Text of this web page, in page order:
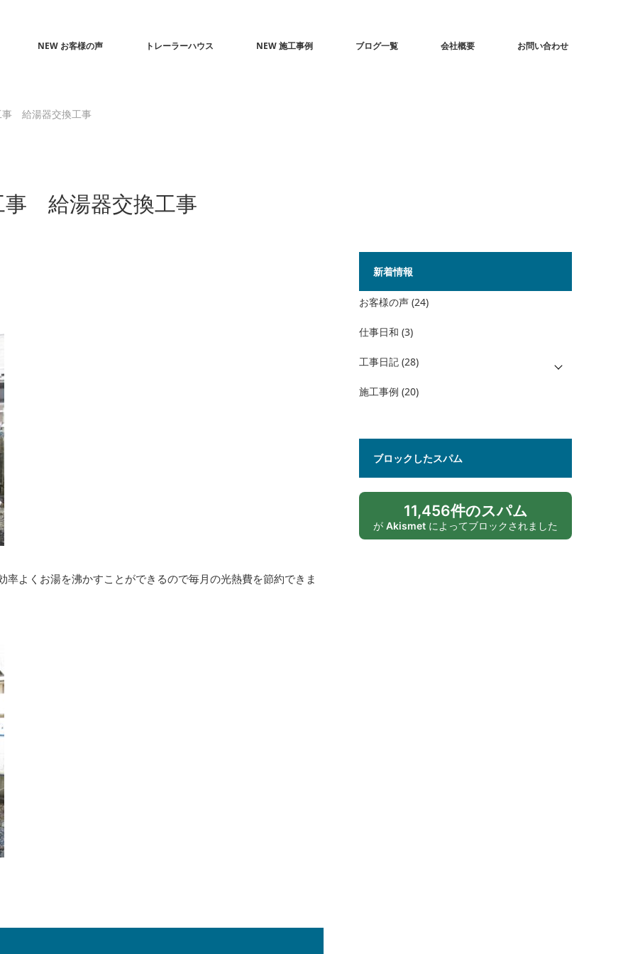
NEW お客様の声 トレーラーハウス NEW 施工事例 ブログ一覧 会社概要 お問い合わせ
給湯器交換工事
給湯器交換工事
よくお湯を沸かすことができるので毎月の光熱費を節約できま
新着情報
お客様の声 (24)
仕事日和 (3)
工事日記 (28)
施工事例 (20)
ブロックしたスパム
11,456件のスパム
が Akismet によってブロックされました